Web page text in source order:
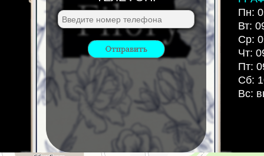
Пн:
Вт:
Ср:
Чт:
Пт:
Сб:
Вс: